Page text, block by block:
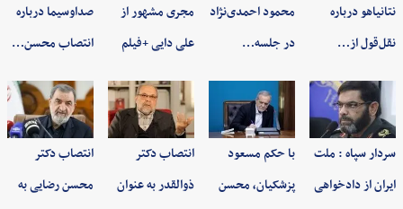
نتانیاهو درباره
نقل‌قول از…
محمود احمدی‌نژاد
در جلسه…
مجری مشهور از
علی دایی +فیلم
صداوسیما درباره
انتصاب محسن…
سردار سپاه : ملت
ایران از دادخواهی
با حکم مسعود
پزشکیان، محسن
انتصاب دکتر
ذوالقدر به عنوان
انتصاب دکتر
محسن رضایی به